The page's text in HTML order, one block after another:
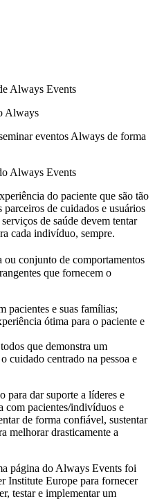
Always Events
Always
eventos Always de forma
Always Events
do paciente que são tão
parceiros de cuidados e usuários
de saúde devem tentar
cada indivíduo, sempre.
ou conjunto de comportamentos
que fornecem o
pacientes e suas famílias;
ótima para o paciente e
que demonstra um
cuidado centrado na pessoa e
dar suporte a líderes e
com pacientes/indivíduos e
de forma confiável, sustentar
melhorar drasticamente a
página do Always Events foi
Institute Europe para fornecer
testar e implementar um